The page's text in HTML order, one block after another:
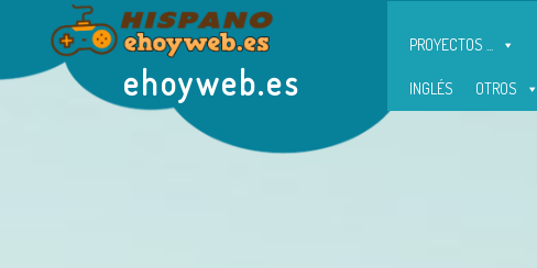
ehoyweb.es
PROYECTOS ...
INGLÉS OTROS